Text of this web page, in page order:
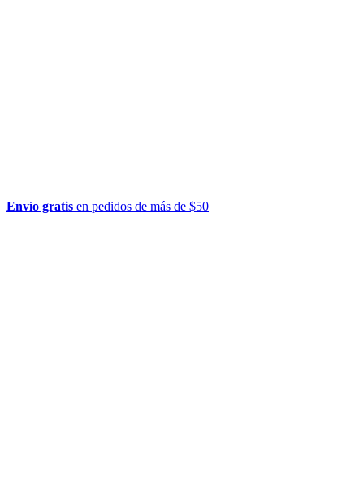
Envío gratis en pedidos de más de $50